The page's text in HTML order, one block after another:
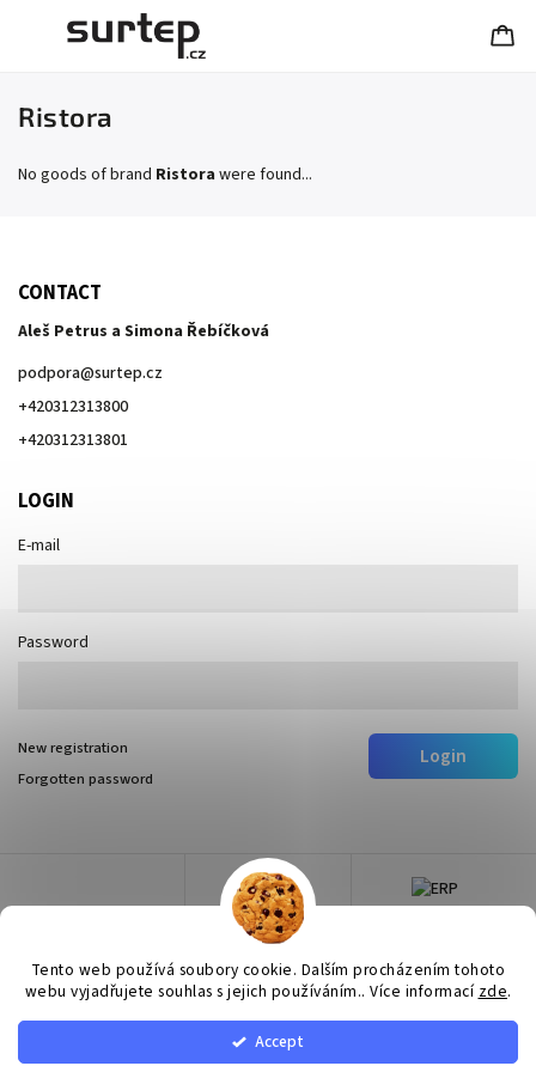
Tento web používá soubory cookie. Dalším procházením tohoto
webu vyjadřujete souhlas s jejich používáním.. Více informací zde.
Accept
Ristora
No goods of brand Ristora were found...
CONTACT
Aleš Petrus a Simona Řebíčková
podpora@surtep.cz
+420312313800
+420312313801
LOGIN
E-mail
Password
Login
New registration
Forgotten password
Copyright 2026Surtep. All rights reserved.